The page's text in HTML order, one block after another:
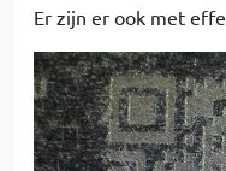
Er zijn er ook met